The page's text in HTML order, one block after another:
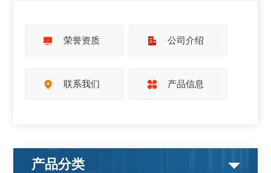
荣誉资质 公司介绍
联系我们 产品信息
产品分类